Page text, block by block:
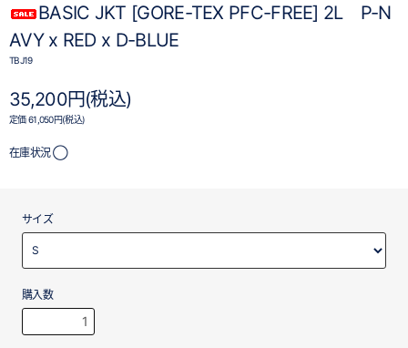
BASIC JKT [GORE-TEX PFC-FREE] 2L P-N
AVY x RED x D-BLUE
TBJ19
35,200円(税込)
定価 61,050円(税込)
在庫状況 ◯
サイズ
購入数